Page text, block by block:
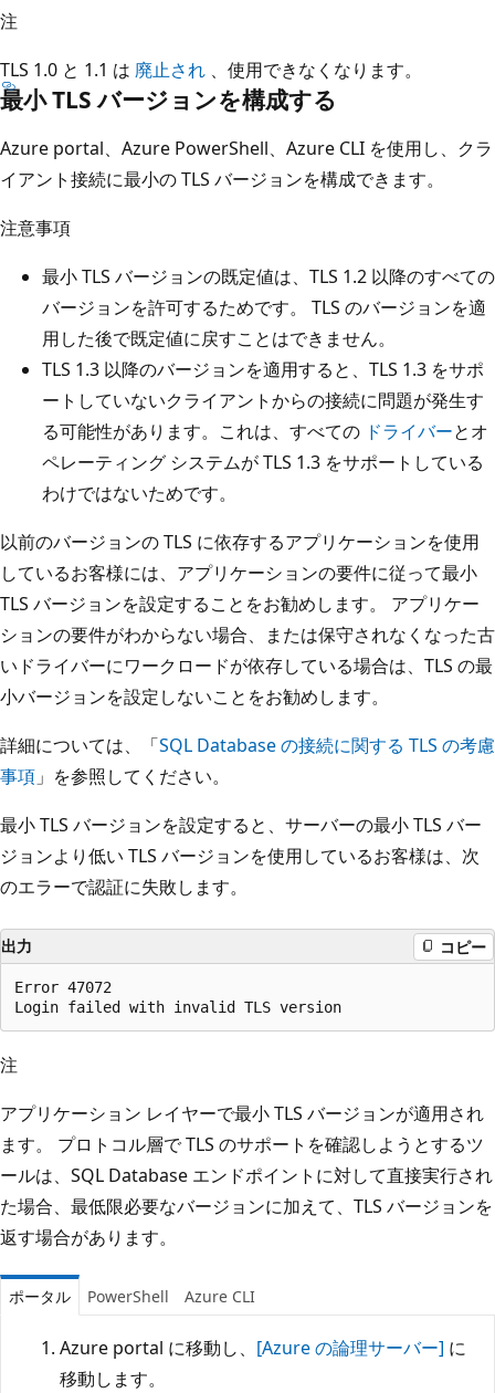
注
TLS 1.0 と 1.1 は 廃止され 、使用できなくなります。
最小 TLS バージョンを構成する
Azure portal、Azure PowerShell、Azure CLI を使用し、クラ
イアント接続に最小の TLS バージョンを構成できます。
注意事項
最小 TLS バージョンの既定値は、TLS 1.2 以降のすべての
バージョンを許可するためです。 TLS のバージョンを適
用した後で既定値に戻すことはできません。
TLS 1.3 以降のバージョンを適用すると、TLS 1.3 をサポ
ートしていないクライアントからの接続に問題が発生す
る可能性があります。これは、すべての ドライバーとオ
ペレーティング システムが TLS 1.3 をサポートしている
わけではないためです。
以前のバージョンの TLS に依存するアプリケーションを使用
しているお客様には、アプリケーションの要件に従って最小
TLS バージョンを設定することをお勧めします。 アプリケー
ションの要件がわからない場合、または保守されなくなった古
いドライバーにワークロードが依存している場合は、TLS の最
小バージョンを設定しないことをお勧めします。
詳細については、「SQL Database の接続に関する TLS の考慮
事項 」を参照してください。
最小 TLS バージョンを設定すると、サーバーの最小 TLS バー
ジョンより低い TLS バージョンを使用しているお客様は、次
のエラーで認証に失敗します。
出力 コピー
Error 47072
注
アプリケーション レイヤーで最小 TLS バージョンが適用され
ます。 プロトコル層で TLS のサポートを確認しようとするツ
ールは、SQL Database エンドポイントに対して直接実行され
た場合、最低限必要なバージョンに加えて、TLS バージョンを
返す場合があります。
ポータル PowerShell Azure CLI
Azure portal に移動し、 [Azure の論理サーバー] に
移動します。